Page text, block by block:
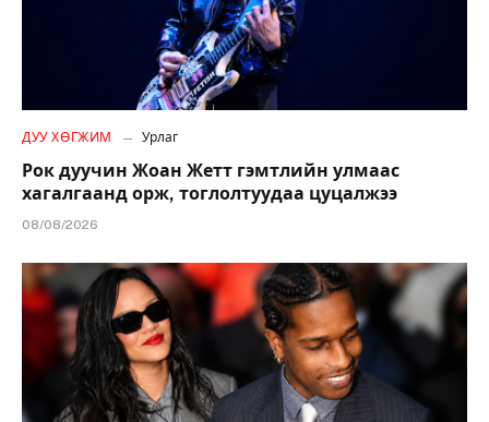
ДУУ ХӨГЖИМ Урлаг
Рок дуучин Жоан Жетт гэмтлийн улмаас
хагалгаанд орж, тоглолтуудаа цуцалжээ
08/08/2026